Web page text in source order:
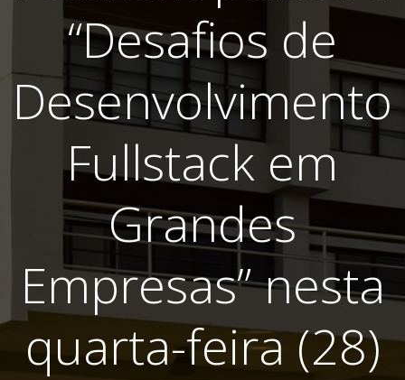
“Desafios de
Desenvolvimento
Fullstack em
Grandes
Empresas” nesta
quarta-feira (28)